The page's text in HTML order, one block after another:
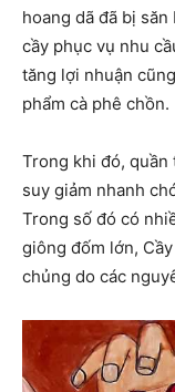
hoang dã đã bị
cầy phục vụ nhu
tăng lợi nhuận
phẩm cà phê chồn.
Trong khi đó, quần
suy giảm nhanh
Trong số đó có
giông đốm lớn,
chủng do các